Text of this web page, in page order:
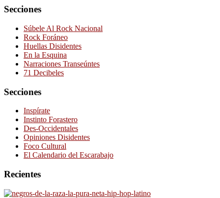
Secciones
Súbele Al Rock Nacional
Rock Foráneo
Huellas Disidentes
En la Esquina
Narraciones Transeúntes
71 Decibeles
Secciones
Inspírate
Instinto Forastero
Des-Occidentales
Opiniones Disidentes
Foco Cultural
El Calendario del Escarabajo
Recientes